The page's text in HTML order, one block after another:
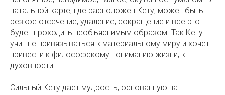
натальной карте, где расположен Кету, может быть
резкое отсечение, удаление, сокращение и все это
будет проходить необъяснимым образом. Так Кету
учит не привязываться к материальному миру и хочет
привести к философскому пониманию жизни, к
духовности.
Сильный Кету дает мудрость, основанную на